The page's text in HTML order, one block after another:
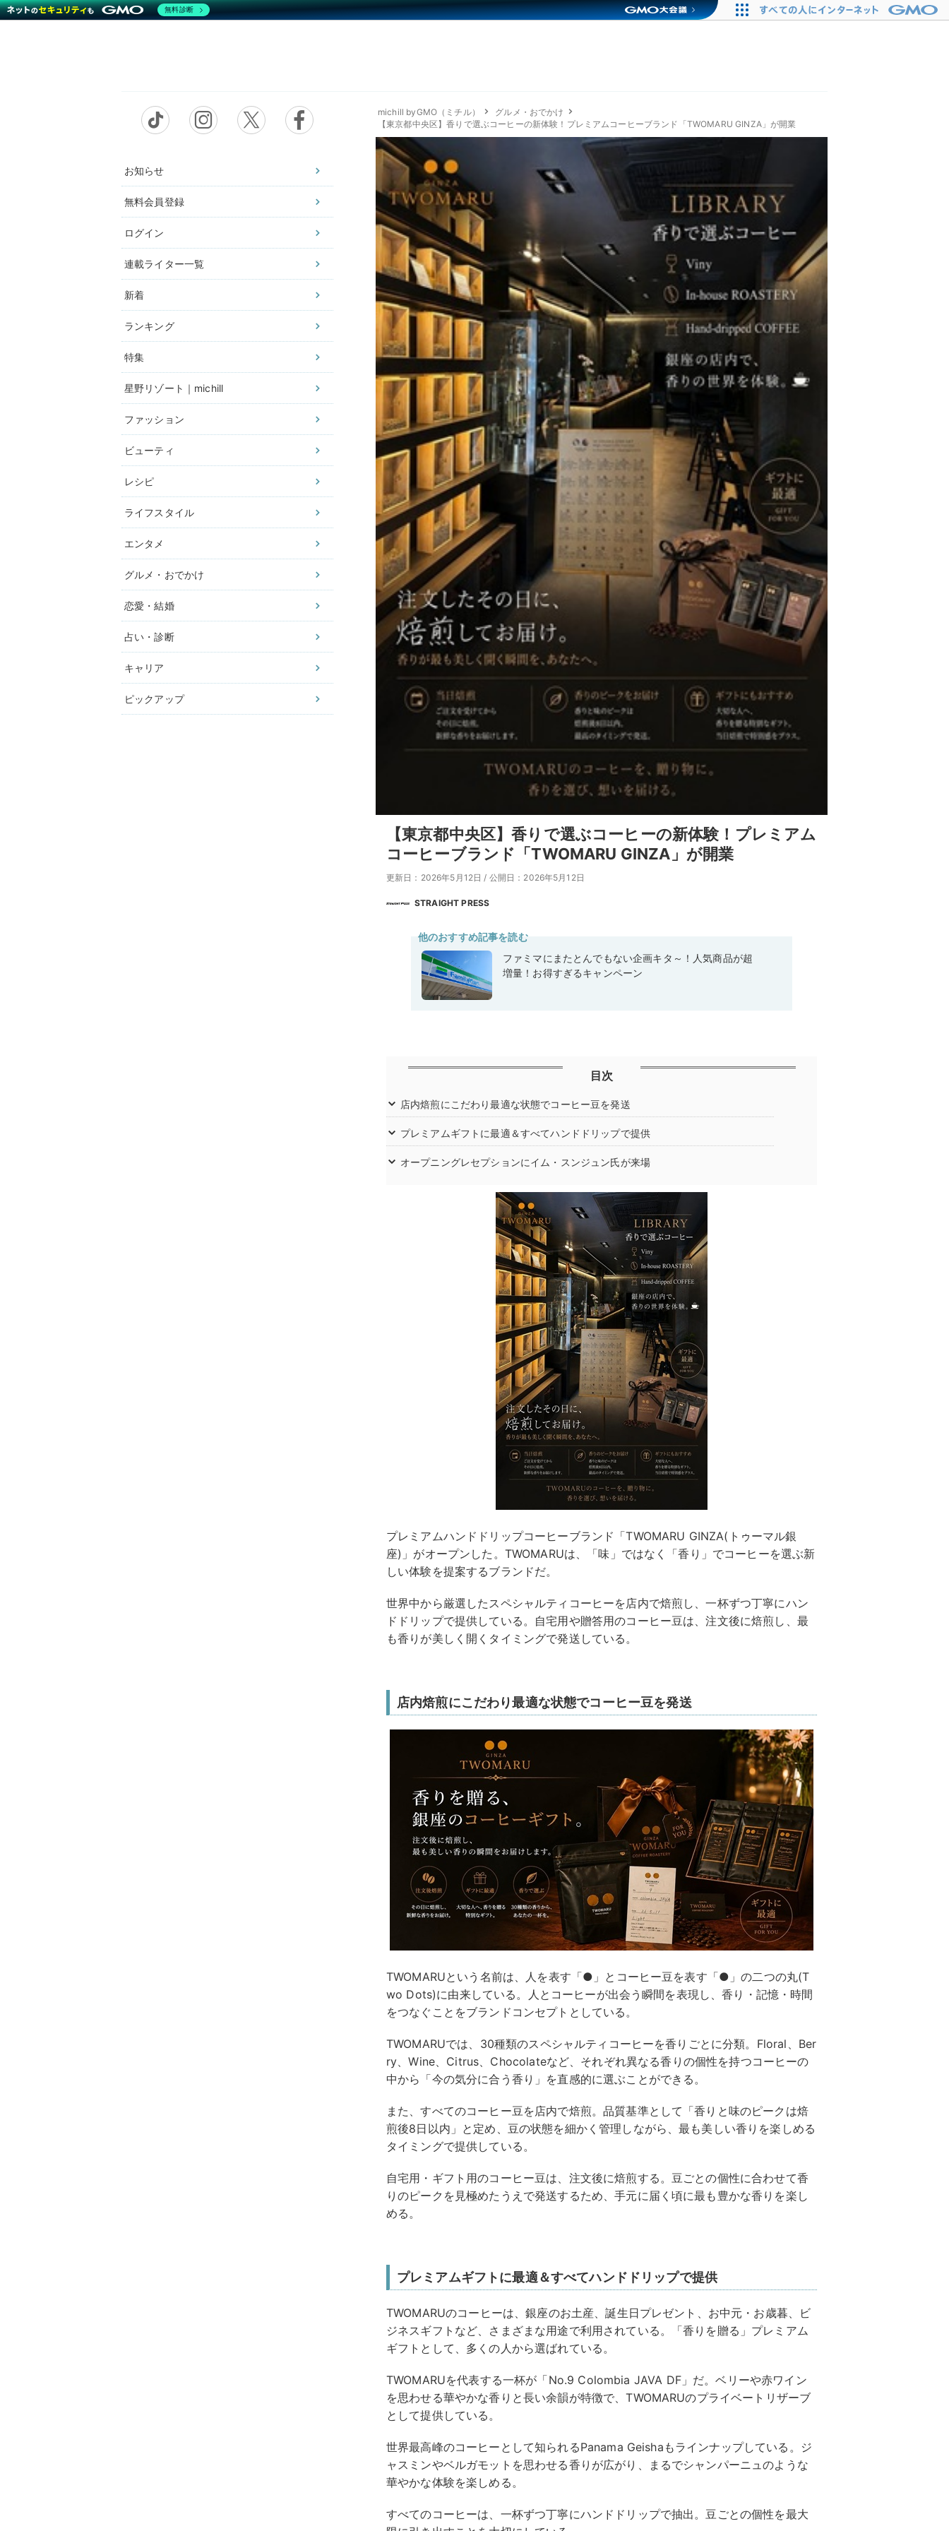
お知らせ
無料会員登録
ログイン
連載ライター一覧
新着
ランキング
特集
星野リゾート｜michill
ファッション
ビューティ
レシピ
ライフスタイル
エンタメ
グルメ・おでかけ
恋愛・結婚
占い・診断
キャリア
ピックアップ
michill byGMO（ミチル）
グルメ・おでかけ
【東京都中央区】香りで選ぶコーヒーの新体験！プレミアムコーヒーブランド「TWOMARU GINZA」が開業
【東京都中央区】香りで選ぶコーヒーの新体験！プレミアム
コーヒーブランド「TWOMARU GINZA」が開業
更新日：2026年5月12日 / 公開日：2026年5月12日
STRAIGHT PRESS
他のおすすめ記事を読む
ファミマにまたとんでもない企画キタ～！人気商品が超
増量！お得すぎるキャンペーン
目次
店内焙煎にこだわり最適な状態でコーヒー豆を発送
プレミアムギフトに最適＆すべてハンドドリップで提供
オープニングレセプションにイム・スンジュン氏が来場
プレミアムハンドドリップコーヒーブランド「TWOMARU GINZA(トゥーマル銀
座)」がオープンした。TWOMARUは、「味」ではなく「香り」でコーヒーを選ぶ新
しい体験を提案するブランドだ。
世界中から厳選したスペシャルティコーヒーを店内で焙煎し、一杯ずつ丁寧にハン
ドドリップで提供している。自宅用や贈答用のコーヒー豆は、注文後に焙煎し、最
も香りが美しく開くタイミングで発送している。
店内焙煎にこだわり最適な状態でコーヒー豆を発送
TWOMARUという名前は、人を表す「●」とコーヒー豆を表す「●」の二つの丸(T
wo Dots)に由来している。人とコーヒーが出会う瞬間を表現し、香り・記憶・時間
をつなぐことをブランドコンセプトとしている。
TWOMARUでは、30種類のスペシャルティコーヒーを香りごとに分類。Floral、Ber
ry、Wine、Citrus、Chocolateなど、それぞれ異なる香りの個性を持つコーヒーの
中から「今の気分に合う香り」を直感的に選ぶことができる。
また、すべてのコーヒー豆を店内で焙煎。品質基準として「香りと味のピークは焙
煎後8日以内」と定め、豆の状態を細かく管理しながら、最も美しい香りを楽しめる
タイミングで提供している。
自宅用・ギフト用のコーヒー豆は、注文後に焙煎する。豆ごとの個性に合わせて香
りのピークを見極めたうえで発送するため、手元に届く頃に最も豊かな香りを楽し
める。
プレミアムギフトに最適＆すべてハンドドリップで提供
TWOMARUのコーヒーは、銀座のお土産、誕生日プレゼント、お中元・お歳暮、ビ
ジネスギフトなど、さまざまな用途で利用されている。「香りを贈る」プレミアム
ギフトとして、多くの人から選ばれている。
TWOMARUを代表する一杯が「No.9 Colombia JAVA DF」だ。ベリーや赤ワイン
を思わせる華やかな香りと長い余韻が特徴で、TWOMARUのプライベートリザーブ
として提供している。
世界最高峰のコーヒーとして知られるPanama Geishaもラインナップしている。ジ
ャスミンやベルガモットを思わせる香りが広がり、まるでシャンパーニュのような
華やかな体験を楽しめる。
すべてのコーヒーは、一杯ずつ丁寧にハンドドリップで抽出。豆ごとの個性を最大
無料診断